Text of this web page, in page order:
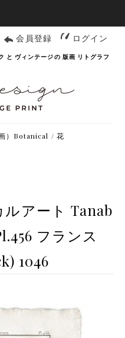
会員登録 ログイン
と ヴィンテージの 版画 リトグラフ
）Botanical / 花
アート Tanab
フランス
1046